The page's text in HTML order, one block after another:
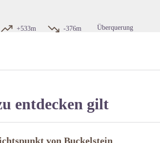
+533m -376m
Überquerung
entdecken gilt
von Buckelstein